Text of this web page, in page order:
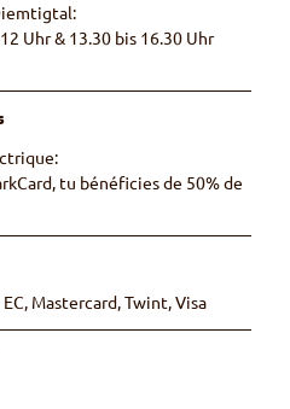
Uhr & 13.30 bis 16.30 Uhr
tu bénéficies de 50% de
Mastercard, Twint, Visa